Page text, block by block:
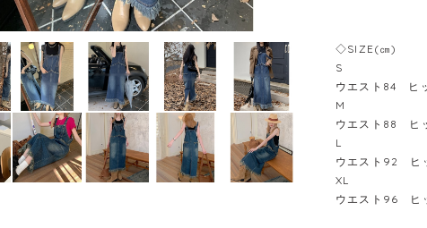
◇SIZE(㎝)
S
ウエスト84 ヒ
M
ウエスト88 ヒ
L
ウエスト92 ヒ
XL
ウエスト96 ヒ